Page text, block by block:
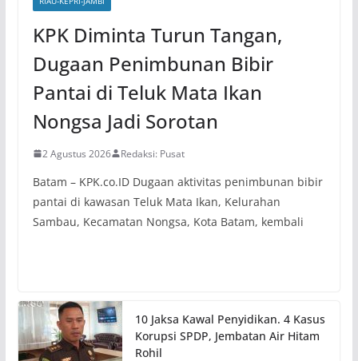
KPK Diminta Turun Tangan,
Dugaan Penimbunan Bibir
Pantai di Teluk Mata Ikan
Nongsa Jadi Sorotan
2 Agustus 2026 Redaksi: Pusat
Batam – KPK.co.ID Dugaan aktivitas penimbunan bibir
pantai di kawasan Teluk Mata Ikan, Kelurahan
Sambau, Kecamatan Nongsa, Kota Batam, kembali
10 Jaksa Kawal Penyidikan. 4 Kasus
Korupsi SPDP, Jembatan Air Hitam
Rohil